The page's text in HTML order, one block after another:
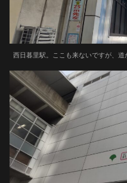
西日暮里駅。ここも来ないですが、